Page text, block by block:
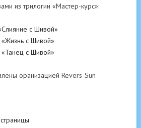
из трилогии «Мастер-курс»:
с Шивой»
«Жизнь с Шивой»
«Танец с Шивой»
оранизацией Revers-Sun